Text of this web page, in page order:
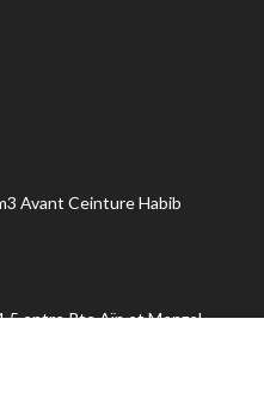
Avant Ceinture Habib
entre Rte Aïn et Menzel